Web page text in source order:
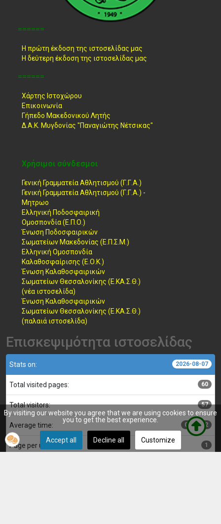
======
Η πρώτη έκδοση της ιστοσελίδας μας
Η δεύτερη έκδοση της ιστοσελίδας μας
======
Χάρτης Ιστοχώρου
Επικοινωνία
Γήπεδο Μακεδονικού Λητής
Δ.Α.Κ. Μυγδονίας "Παναγιώτης Νέτσικας"
Χρήσιμοι σύνδεσμοι
Γενική Γραμματεία Αθλητισμού (Γ.Γ.Α.)
Γενική Γραμματεία Αθλητισμού (Γ.Γ.Α.) -
Μητρωο
Ελληνική Ποδοσφαιρική
Ομοσπονδία (Ε.Π.Ο.)
Ένωση Ποδοσφαιρικών
Σωματείων Μακεδονίας (Ε.Π.Σ.Μ.)
Ελληνική Ομοσπονδία
Καλαθοσφαίρισης (Ε.Ο.Κ.)
Ένωση Καλαθοσφαιρικών
Σωματείων Θεσσαλονίκης (Ε.ΚΑ.Σ.Θ.)
(νέα ιστοσελίδα)
Ένωση Καλαθοσφαιρικών
Σωματείων Θεσσαλονίκης (Ε.ΚΑ.Σ.Θ.)
(παλαιά ιστοσελίδα)
Επισκεψιμότητα ιστοσελίδας
Stats on: 2026-08-07
Total visited pages: 60
Total visitors: 57
Average time: 00:00:02
Page per user: 1
By visiting our website you agree that we are using cookies to ensure
you to get the best experience.
Accept all Decline all Customize